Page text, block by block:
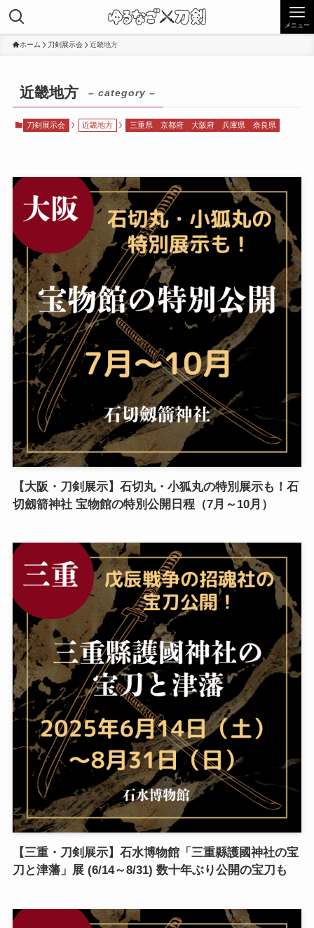
メニュー
ホーム 刀剣展示会 近畿地方
近畿地方 – category –
刀剣展示会 近畿地方 三重県 京都府 大阪府 兵庫県 奈良県
【大阪・刀剣展示】石切丸・小狐丸の特別展示も！石
切劔箭神社 宝物館の特別公開日程（7月～10月）
【三重・刀剣展示】石水博物館「三重縣護國神社の宝
刀と津藩」展 (6/14～8/31) 数十年ぶり公開の宝刀も